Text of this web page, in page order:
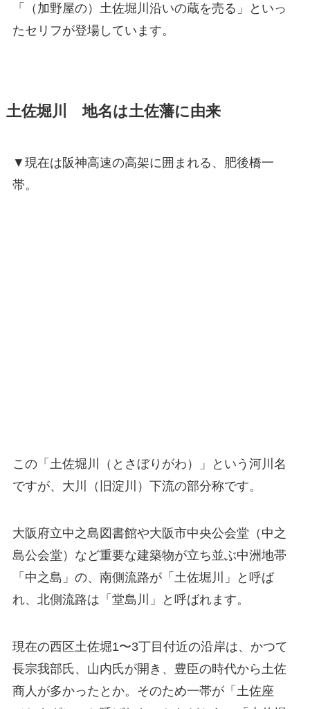
「（加野屋の）土佐堀川沿いの蔵を売る」といっ
たセリフが登場しています。
土佐堀川 地名は土佐藩に由来
▼現在は阪神高速の高架に囲まれる、肥後橋一
帯。
この「土佐堀川（とさぼりがわ）」という河川名
ですが、大川（旧淀川）下流の部分称です。
大阪府立中之島図書館や大阪市中央公会堂（中之
島公会堂）など重要な建築物が立ち並ぶ中洲地帯
「中之島」の、南側流路が「土佐堀川」と呼ば
れ、北側流路は「堂島川」と呼ばれます。
現在の西区土佐堀1〜3丁目付近の沿岸は、かつて
長宗我部氏、山内氏が開き、豊臣の時代から土佐
商人が多かったとか。そのため一帯が「土佐座